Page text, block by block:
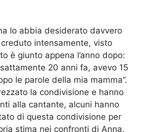
lo abbia desiderato davvero
intensamente, visto
è giunto appena l’anno dopo:
20 anni fa, avevo 15
le parole della mia mamma”.
la condivisione e hanno
alla cantante, alcuni hanno
di questa condivisione per
stima nei confronti di Anna.